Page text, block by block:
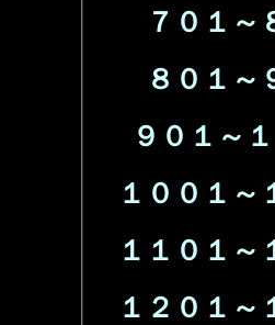
７０１～
８０１～
９０１～
１００１～
１１０１～
１２０１～